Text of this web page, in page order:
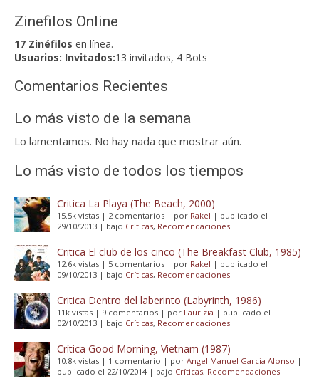
Zinefilos Online
17 Zinéfilos en línea.
Usuarios: Invitados:13 invitados, 4 Bots
Comentarios Recientes
Lo más visto de la semana
Lo lamentamos. No hay nada que mostrar aún.
Lo más visto de todos los tiempos
Critica La Playa (The Beach, 2000)
15.5k vistas | 2 comentarios | por Rakel | publicado el
29/10/2013 | bajo Críticas, Recomendaciones
Critica El club de los cinco (The Breakfast Club, 1985)
12.6k vistas | 5 comentarios | por Rakel | publicado el
09/10/2013 | bajo Críticas, Recomendaciones
Critica Dentro del laberinto (Labyrinth, 1986)
11k vistas | 9 comentarios | por Faurizia | publicado el
02/10/2013 | bajo Críticas, Recomendaciones
Crítica Good Morning, Vietnam (1987)
10.8k vistas | 1 comentario | por Angel Manuel Garcia Alonso |
publicado el 22/10/2014| bajo Críticas, Recomendaciones